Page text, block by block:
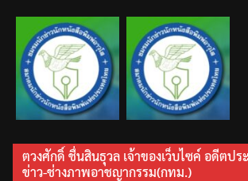
ตวงศักดิ์ ชื่นสินธุวล เจ้าของเว็บไซค์ อดีตป
ข่าว-ช่างภาพอาชญากรรม(กทม.)